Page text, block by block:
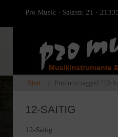
Pro Music · Salzstr. 21 ·
Start Products tagged “12-
12-SAITIG
12-Saitig